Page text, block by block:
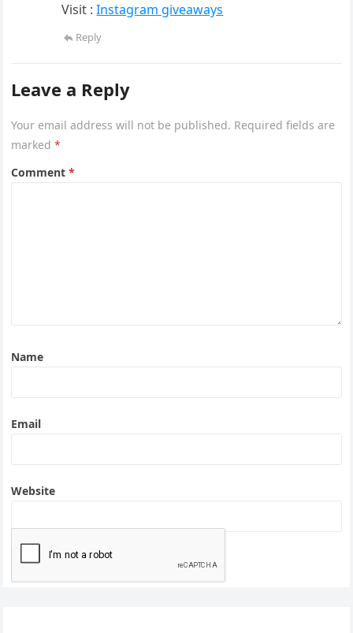
Visit :Instagram giveaways
Reply
Leave a Reply
Your email address will not be published. Required fields are
marked*
Comment*
Name
Email
Website